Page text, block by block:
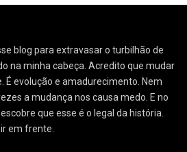
blog para extravasar o turbilhão de
na minha cabeça. Acredito que mudar
evolução e amadurecimento. Nem
a mudança nos causa medo. E no
que esse é o legal da história.
em frente.